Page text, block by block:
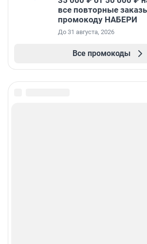
все повторные
промокоду НАБЕРИ
До 31 августа, 2026
Все промокоды